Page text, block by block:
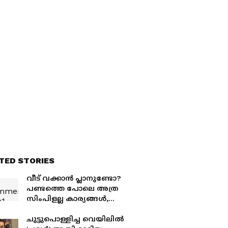
STORIES
വീട് വക്കാൻ പ്ലാനുണ്ടോ?
പണ്ടത്തെ പോലെ അത്ര
സിംപിളല്ല കാര്യങ്ങൾ,
ശതമാനം കുതിച്ചുയര്‍ന്നു;
ചുട്ടുപൊള്ളിച്ച വെയിലിൽ